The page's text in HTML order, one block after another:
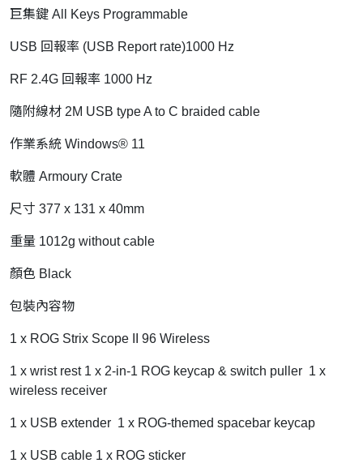
巨集鍵 All Keys Programmable
USB 回報率 (USB Report rate)1000 Hz
RF 2.4G 回報率 1000 Hz
隨附線材 2M USB type A to C braided cable
作業系統 Windows® 11
軟體 Armoury Crate
尺寸 377 x 131 x 40mm
重量 1012g without cable
顏色 Black
包裝內容物
1 x ROG Strix Scope II 96 Wireless
1 x wrist rest 1 x 2-in-1 ROG keycap & switch puller 1 x
wireless receiver
1 x USB extender 1 x ROG-themed spacebar keycap
1 x USB cable 1 x ROG sticker